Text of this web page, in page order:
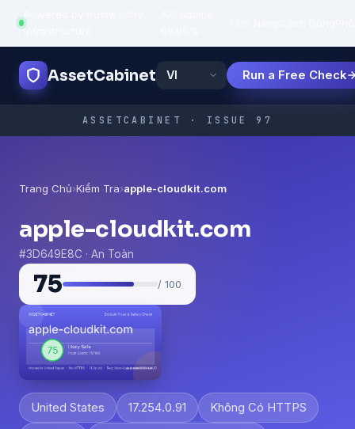
infrastructure
AssetCabinet Run a Free Check
ASSETCABINET · ISSUE 97
Trang Chủ›Kiểm Tra›apple-cloudkit.com
apple-cloudkit.com
#3D649E8C · An Toàn
75 / 100
United States 17.254.0.91 Không Có HTTPS